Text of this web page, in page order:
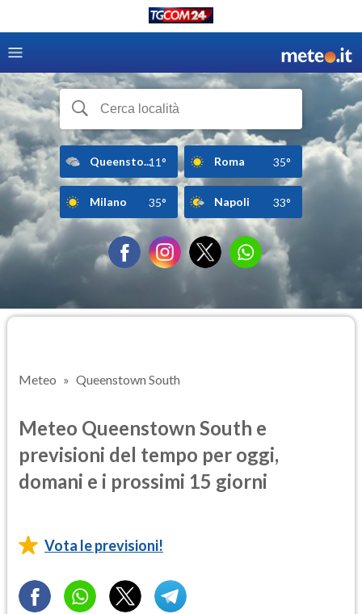
Queensto...11° Roma 35°
Milano 35° Napoli 33°
Meteo Queenstown South
Meteo Queenstown South e
previsioni del tempo per oggi,
domani e i prossimi 15 giorni
Vota le previsioni!